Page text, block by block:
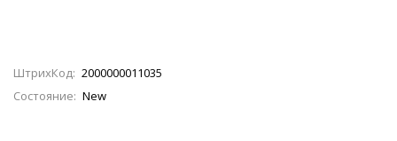
ШтрихКод: 2000000011035
Состояние: New